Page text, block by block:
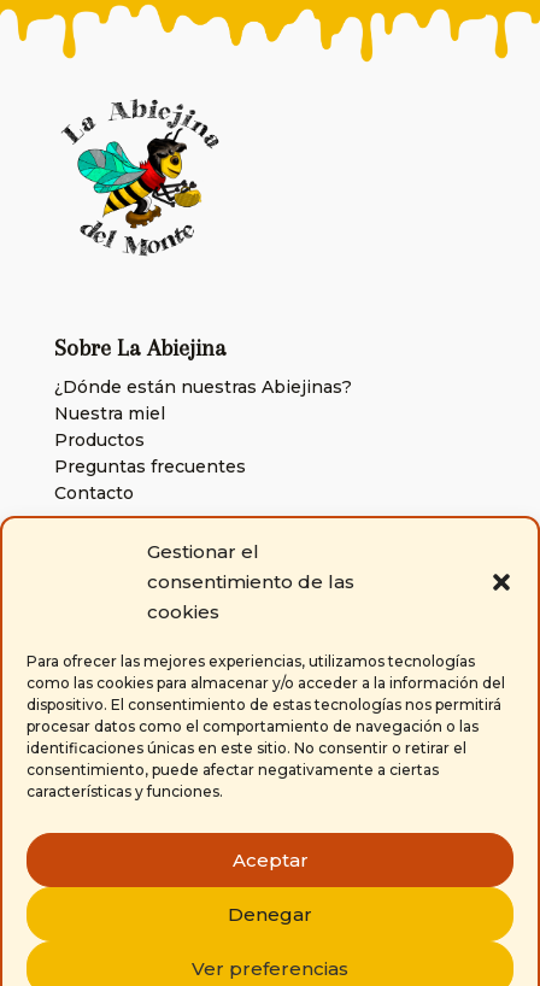
Gestionar el
consentimiento de las
cookies
Para ofrecer las mejores experiencias, utilizamos tecnologías
como las cookies para almacenar y/o acceder a la información del
dispositivo. El consentimiento de estas tecnologías nos permitirá
procesar datos como el comportamiento de navegación o las
identificaciones únicas en este sitio. No consentir o retirar el
consentimiento, puede afectar negativamente a ciertas
características y funciones.
Aceptar
Denegar
Ver preferencias
Sobre La Abiejina
¿Dónde están nuestras Abiejinas?
Nuestra miel
Productos
Preguntas frecuentes
Contacto
Política de cookies
Aviso legal y condiciones generales de uso
Contacta con nosotros
 650 671 304